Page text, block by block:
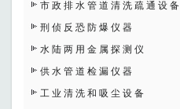
市政排水管道清洗疏通设备
刑侦反恐防爆仪器
水陆两用金属探测仪
供水管道检漏仪器
工业清洗和吸尘设备